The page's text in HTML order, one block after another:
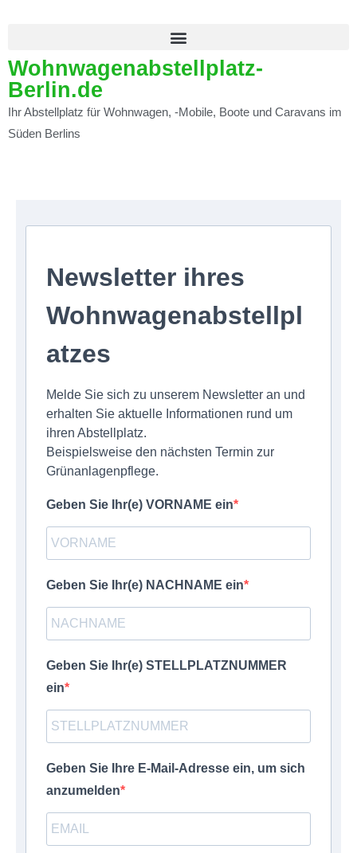
Wohnwagenabstellplatz-
Berlin.de
Ihr Abstellplatz für Wohnwagen, -Mobile, Boote und Caravans im
Süden Berlins
Newsletter ihres
Wohnwagenabstellpl
atzes
Melde Sie sich zu unserem Newsletter an und
erhalten Sie aktuelle Informationen rund um
ihren Abstellplatz.
Beispielsweise den nächsten Termin zur
Grünanlagenpflege.
Geben Sie Ihr(e) VORNAME ein
Geben Sie Ihr(e) NACHNAME ein
Geben Sie Ihr(e) STELLPLATZNUMMER
ein
Geben Sie Ihre E-Mail-Adresse ein, um sich
anzumelden